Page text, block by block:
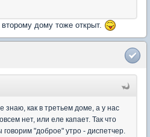
дому тоже открыт.
как в третьем доме, а у нас
нет, или еле капает. Так что
"доброе" утро - диспетчер.